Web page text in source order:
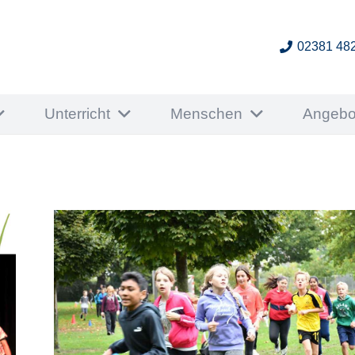
02381
Unterricht Menschen